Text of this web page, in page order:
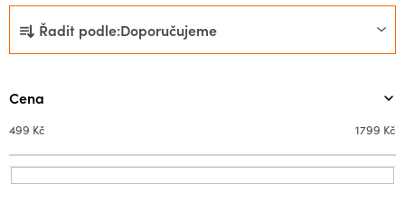
Ř
a
z
e
n
í
p
r
Řadit podle:Doporučujeme
Cena
499 Kč 1799 Kč
V